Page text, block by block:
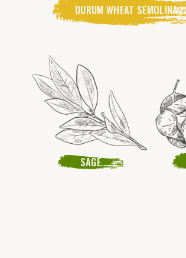
DURUM WHEAT SEMOLINA
SAGE